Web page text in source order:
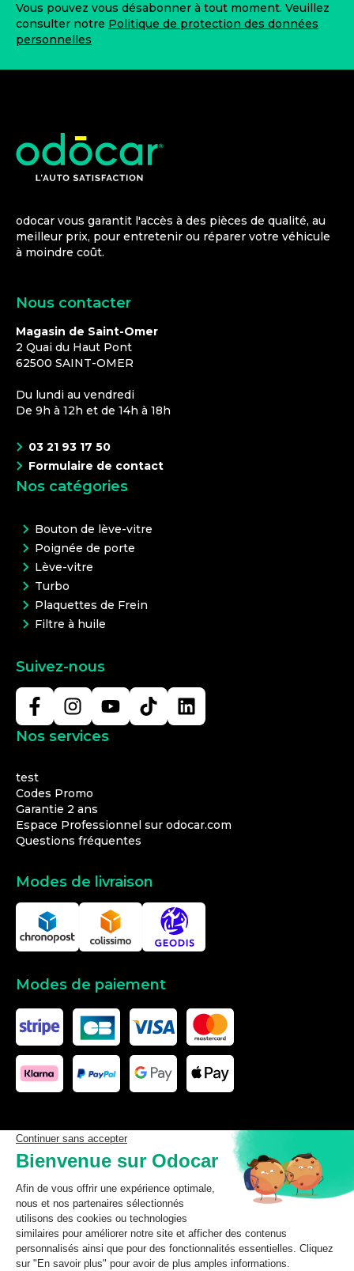
Vous pouvez vous désabonner à tout moment. Veuillez
consulter notre Politique de protection des données
personnelles
odocar vous garantit l'accès à des pièces de qualité, au
meilleur prix, pour entretenir ou réparer votre véhicule
à moindre coût.
Nous contacter
Magasin de Saint-Omer
2 Quai du Haut Pont
62500 SAINT-OMER
Du lundi au vendredi
De 9h à 12h et de 14h à 18h
03 21 93 17 50
Formulaire de contact
Nos catégories
Bouton de lève-vitre
Poignée de porte
Lève-vitre
Turbo
Plaquettes de Frein
Filtre à huile
Suivez-nous
Nos services
test
Codes Promo
Garantie 2 ans
Espace Professionnel sur odocar.com
Questions fréquentes
Modes de livraison
Modes de paiement
Les données affichées ici, particulièrement la base de donnée
complète, ne doivent pas être copiées. Il est interdit d’exploiter les
données ou la base de données complète, de laisser un tiers les
exploiter, ni de les rendre accessible à un tiers, sans accord
préalable de TecDoc. Toute infraction constitue une violation des
droits d’auteur et fera l’objet de poursuites.
odocar2026©